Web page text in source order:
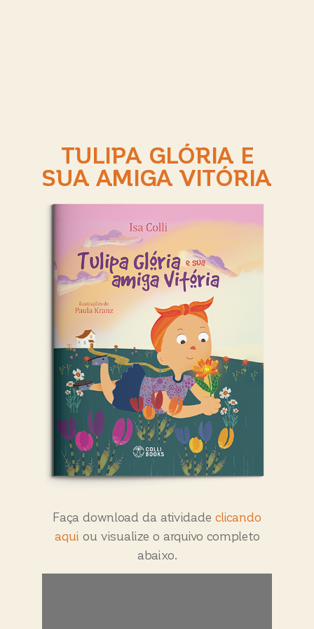
TULIPA GLÓRIA E
SUA AMIGA VITÓRIA
Faça download da atividade clicando
aqui ou visualize o arquivo completo
abaixo.